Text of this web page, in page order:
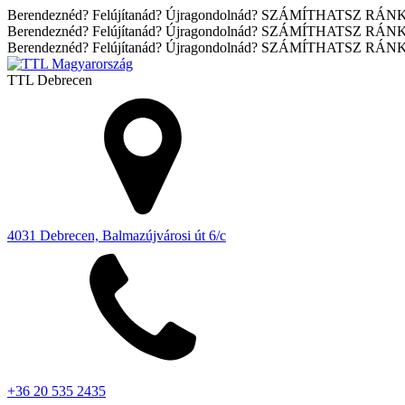
Berendeznéd? Felújítanád? Újragondolnád? SZÁMÍTHATSZ
Berendeznéd? Felújítanád? Újragondolnád? SZÁMÍTHATSZ
Berendeznéd? Felújítanád? Újragondolnád? SZÁMÍTHATSZ
TTL Debrecen
4031 Debrecen, Balmazújvárosi út 6/c
+36 20 535 2435